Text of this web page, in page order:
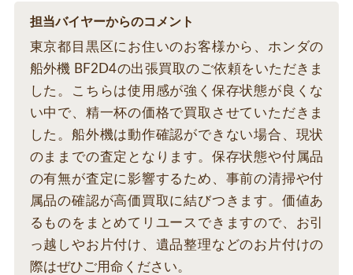
担当バイヤーからのコメント
東京都目黒区にお住いのお客様から、ホンダの
船外機 BF2D4の出張買取のご依頼をいただきま
した。こちらは使用感が強く保存状態が良くな
い中で、精一杯の価格で買取させていただきま
した。船外機は動作確認ができない場合、現状
のままでの査定となります。保存状態や付属品
の有無が査定に影響するため、事前の清掃や付
属品の確認が高価買取に結びつきます。価値あ
るものをまとめてリユースできますので、お引
っ越しやお片付け、遺品整理などのお片付けの
際はぜひご用命ください。